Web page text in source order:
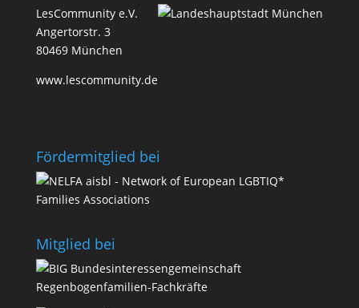
LesCommunity e.V.
Angertorstr. 3
80469 München
www.lescommunity.de
Förder­­mit­glied bei
Mit­glied bei